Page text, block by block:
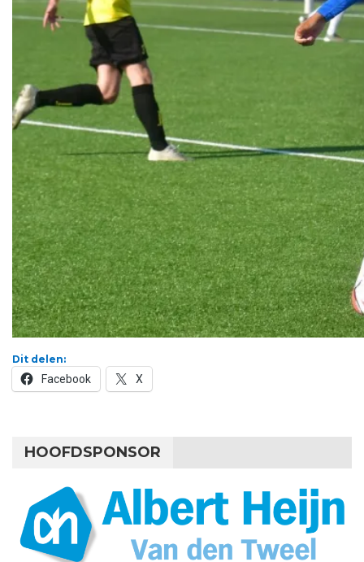
Dit delen:
Facebook X
HOOFDSPONSOR